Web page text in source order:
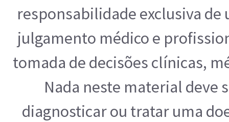
responsabilidade exclusiva
julgamento médico e
tomada de decisões clínicas,
Nada neste material deve
diagnosticar ou tratar uma